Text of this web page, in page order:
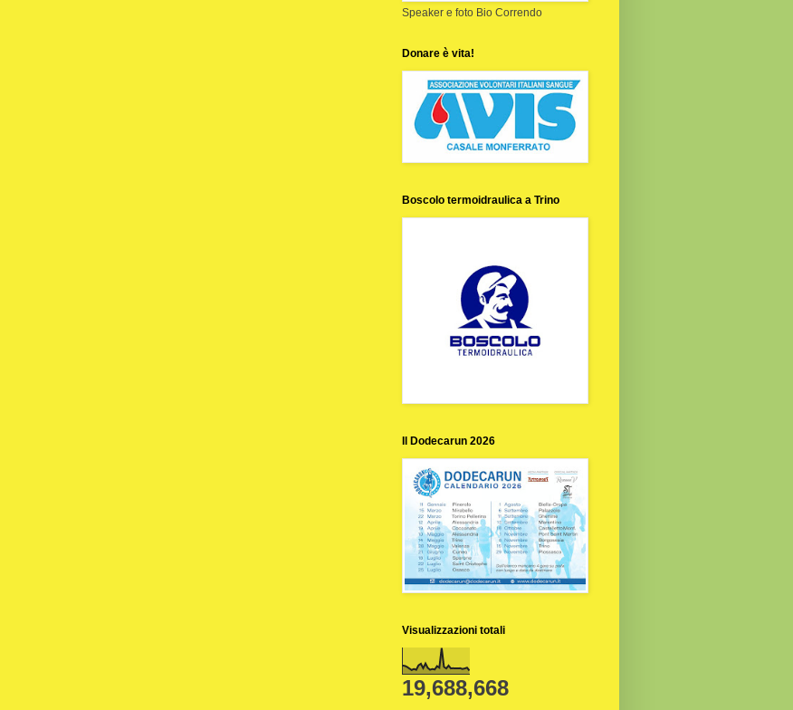
Speaker e foto Bio Correndo
Donare è vita!
Boscolo termoidraulica a Trino
Il Dodecarun 2026
Visualizzazioni totali
19,688,668